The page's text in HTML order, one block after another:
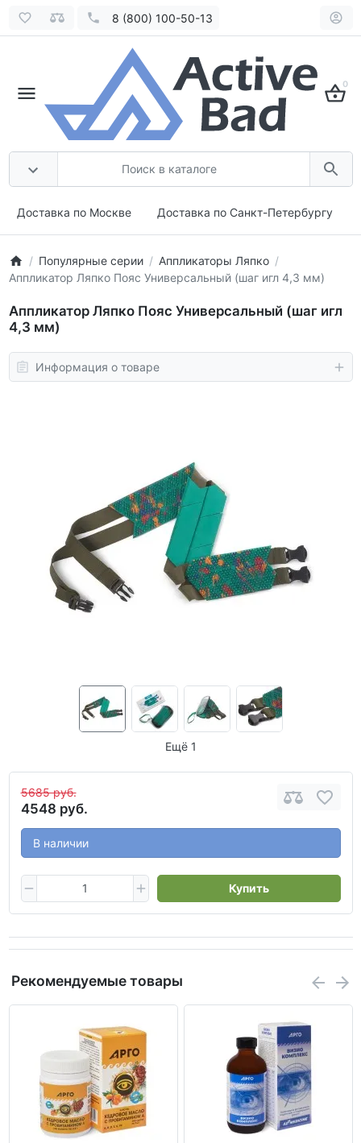
8 (800) 100-50-13
0
Доставка по Москве Доставка по Санкт-Петербургу
Популярные серии
Аппликаторы Ляпко
Аппликатор Ляпко Пояс Универсальный (шаг игл 4,3 мм)
Аппликатор Ляпко Пояс Универсальный (шаг игл
4,3 мм)
Информация о товаре
Ещё 1
5685 руб.
4548 руб.
В наличии
Купить
Рекомендуемые товары